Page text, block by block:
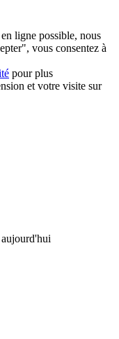
ligne possible, nous
vous consentez à
pour plus
et votre visite sur